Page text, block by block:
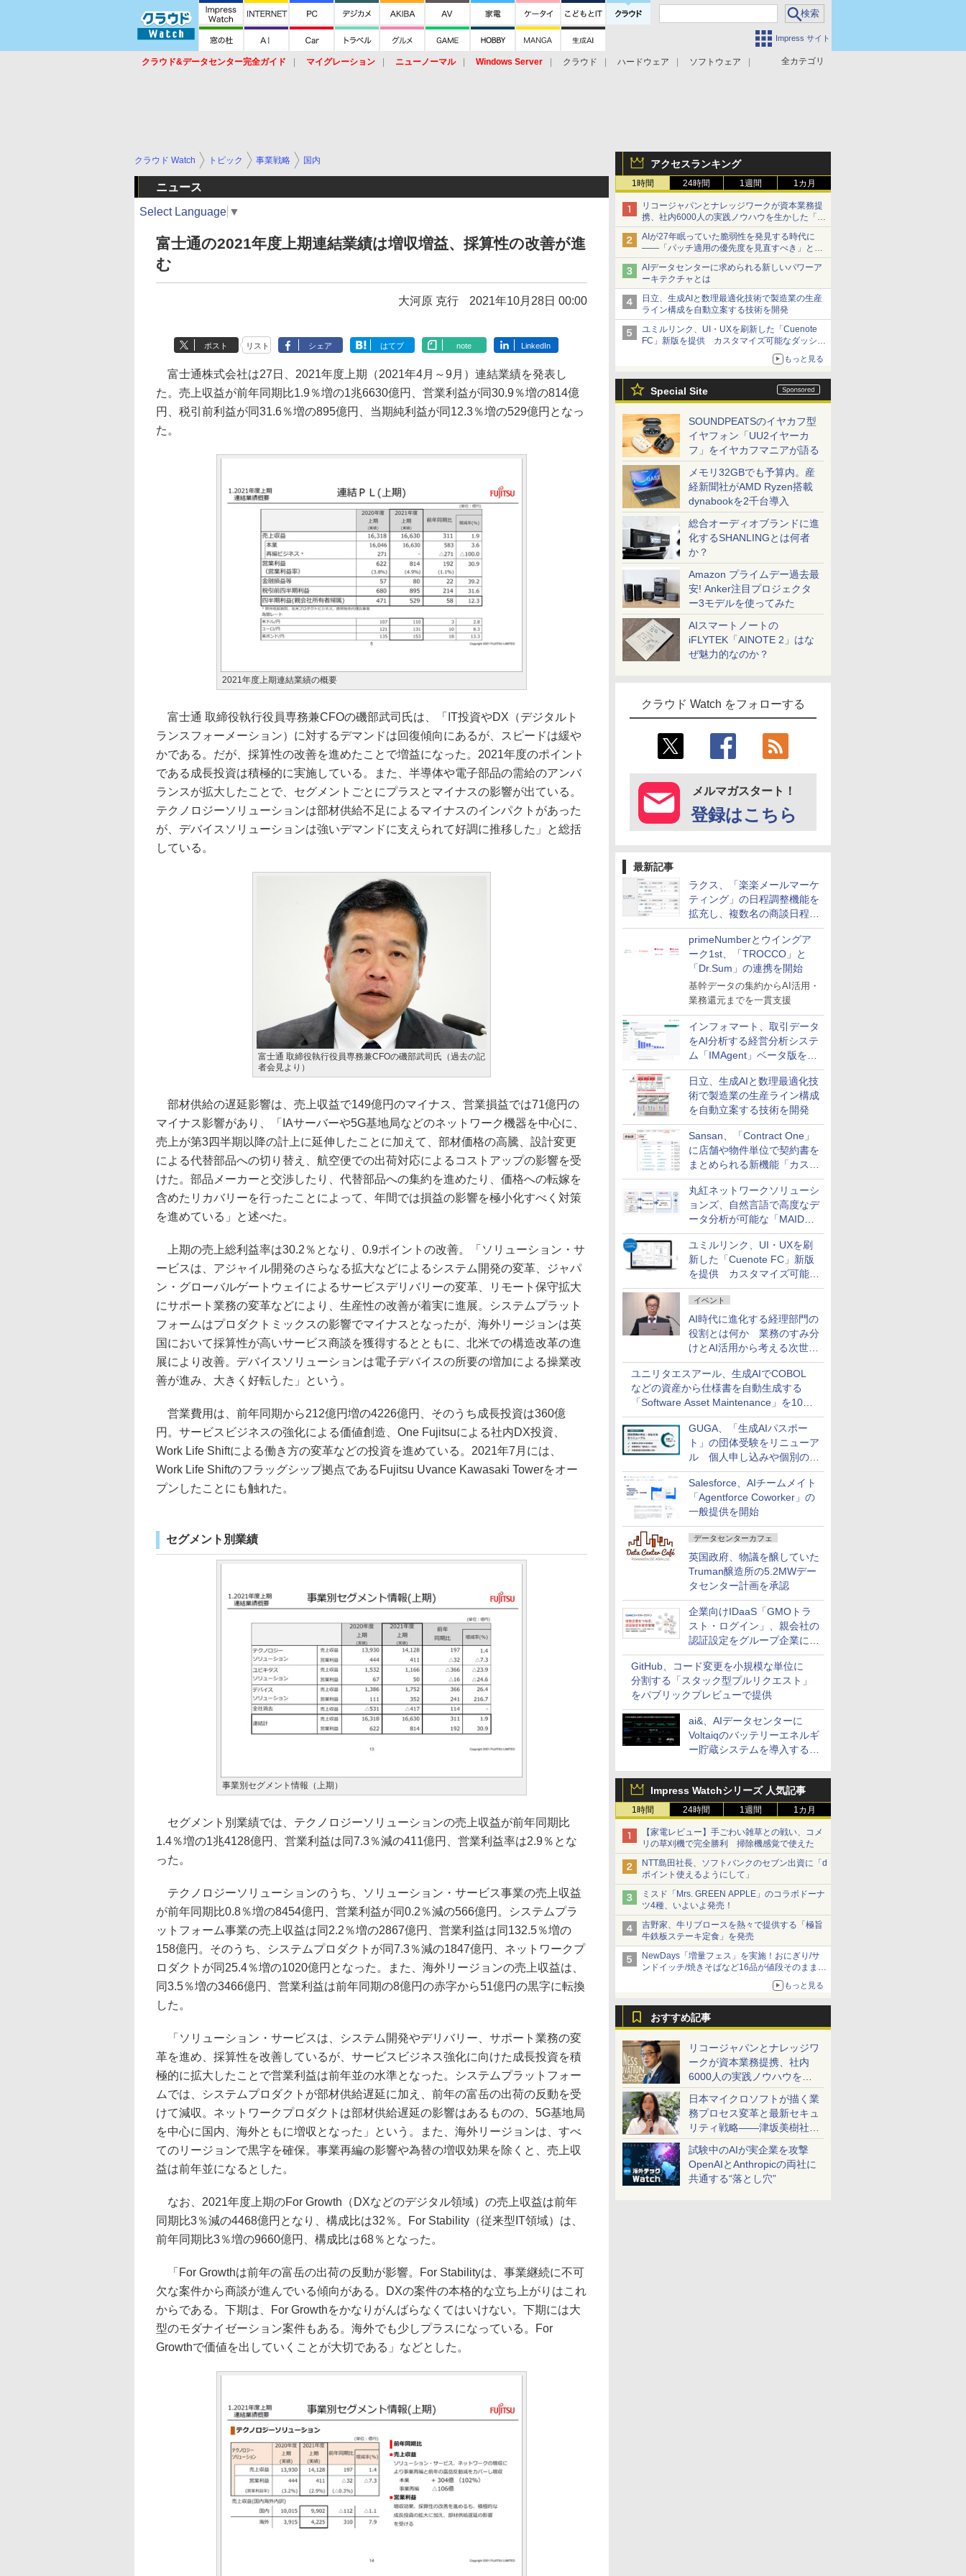
Impress サイト
全カテゴリ
クラウド&データセンター完全ガイド マイグレーション ニューノーマル Windows Server クラウド ハードウェア
ソフトウェア
アクセスランキング
1時間 24時間 1週間 1カ月
リコージャパンとナレッジワークが資本業務提
携、社内6000人の実践ノウハウを生かした「AI
商談記録 for RICOH」を展開へ
AIが27年眠っていた脆弱性を発見する時代に
――「パッチ適用の優先度を見直すべき」とセ
キュリティ専門家
AIデータセンターに求められる新しいパワーア
ーキテクチャとは
日立、生成AIと数理最適化技術で製造業の生産
ライン構成を自動立案する技術を開発
ユミルリンク、UI・UXを刷新した「Cuenote
FC」新版を提供 カスタマイズ可能なダッシュ
もっと見る
Special Site
SOUNDPEATSのイヤカフ型
イヤフォン「UU2イヤーカ
フ」をイヤカフマニアが語る
メモリ32GBでも予算内。産
経新聞社がAMD Ryzen搭載
dynabookを2千台導入
総合オーディオブランドに進
化するSHANLINGとは何者
か？
Amazon プライムデー過去最
安! Anker注目プロジェクタ
ー3モデルを使ってみた
AIスマートノートの
iFLYTEK「AINOTE 2」はな
ぜ魅力的なのか？
クラウド Watch をフォローする
メルマガスタート！
登録はこちら
最新記事
ラクス、「楽楽メールマーケ
ティング」の日程調整機能を
拡充し、複数名の商談日程調
整を効率化
primeNumberとウイングア
ーク1st、「TROCCO」と
「Dr.Sum」の連携を開始
基幹データの集約からAI活用・
業務還元までを一貫支援
インフォマート、取引データ
をAI分析する経営分析システ
ム「IMAgent」ベータ版を提
供
日立、生成AIと数理最適化技
術で製造業の生産ライン構成
を自動立案する技術を開発
Sansan、「Contract One」
に店舗や物件単位で契約書を
まとめられる新機能「カスタ
ム契約ツリー」を追加
丸紅ネットワークソリューシ
ョンズ、自然言語で高度なデ
ータ分析が可能な「MAIDOA
AI ASSIST」を9月より提供
ユミルリンク、UI・UXを刷
新した「Cuenote FC」新版
を提供 カスタマイズ可能な
ダッシュボード画面を搭載
イベント
AI時代に進化する経理部門の
役割とは何か 業務のすみ分
けとAI活用から考える次世代
ファイナンス戦略
ユニリタエスアール、生成AIでCOBOL
などの資産から仕様書を自動生成する
「Software Asset Maintenance」を10月
に発売
GUGA、「生成AIパスポー
ト」の団体受験をリニューア
ル 個人申し込みや個別の支
払いなどに対応
Salesforce、AIチームメイト
「Agentforce Coworker」の
一般提供を開始
データセンターカフェ
英国政府、物議を醸していた
Truman醸造所の5.2MWデー
タセンター計画を承認
企業向けIDaaS「GMOトラ
スト・ログイン」、親会社の
認証設定をグループ企業に展
開できる新機能を提供
GitHub、コード変更を小規模な単位に
分割する「スタック型プルリクエスト」
をパブリックプレビューで提供
ai&、AIデータセンターに
Voltaiqのバッテリーエネルギ
ー貯蔵システムを導入する計
Impress Watchシリーズ 人気記事
1時間 24時間 1週間 1カ月
【家電レビュー】手ごわい雑草との戦い、コメ
リの草刈機で完全勝利 掃除機感覚で使えた
NTT島田社長、ソフトバンクのセブン出資に「d
ポイント使えるようにして」
ミスド「Mrs. GREEN APPLE」のコラボドーナ
ツ4種、いよいよ発売！
吉野家、牛リブロースを熱々で提供する「極旨
牛鉄板ステーキ定食」を発売
NewDays「増量フェス」を実施！おにぎり/サ
ンドイッチ/焼きそばなど16品が値段そのままで
もっと見る
おすすめ記事
リコージャパンとナレッジワ
ークが資本業務提携、社内
6000人の実践ノウハウを生
かした「AI商談記録 for
RICOH」を展開へ
日本マイクロソフトが描く業
務プロセス変革と最新セキュ
リティ戦略――津坂美樹社長
が2027年度戦略を説明
試験中のAIが実企業を攻撃
OpenAIとAnthropicの両社に
共通する“落とし穴”
クラウド Watch トピック 事業戦略 国内
ニュース
Select Language ▼
富士通の2021年度上期連結業績は増収増益、採算性の改善が進
む
大河原 克行 2021年10月28日 00:00
ポスト リスト シェア はてブ note LinkedIn
富士通株式会社は27日、2021年度上期（2021年4月～9月）連結業績を発表し
た。売上収益が前年同期比1.9％増の1兆6630億円、営業利益が同30.9％増の814億
円、税引前利益が同31.6％増の895億円、当期純利益が同12.3％増の529億円となっ
た。
2021年度上期連結業績の概要
富士通 取締役執行役員専務兼CFOの磯部武司氏は、「IT投資やDX（デジタルト
ランスフォーメーション）に対するデマンドは回復傾向にあるが、スピードは緩や
かである。だが、採算性の改善を進めたことで増益になった。2021年度のポイント
である成長投資は積極的に実施している。また、半導体や電子部品の需給のアンバ
ランスが拡大したことで、セグメントごとにプラスとマイナスの影響が出ている。
テクノロジーソリューションは部材供給不足によるマイナスのインパクトがあった
が、デバイスソリューションは強いデマンドに支えられて好調に推移した」と総括
している。
富士通 取締役執行役員専務兼CFOの磯部武司氏（過去の記
者会見より）
部材供給の遅延影響は、売上収益で149億円のマイナス、営業損益では71億円の
マイナス影響があり、「IAサーバーや5G基地局などのネットワーク機器を中心に、
売上が第3四半期以降の計上に延伸したことに加えて、部材価格の高騰、設計変更
による代替部品への切り替え、航空便での出荷対応によるコストアップの影響を受
けた。部品メーカーと交渉したり、代替部品への集約を進めたり、価格への転嫁を
含めたリカバリーを行ったことによって、年間では損益の影響を極小化すべく対策
を進めている」と述べた。
上期の売上総利益率は30.2％となり、0.9ポイントの改善。「ソリューション・サ
ービスは、アジャイル開発のさらなる拡大などによるシステム開発の変革、ジャパ
ン・グローバルゲートウェイによるサービスデリバリーの変革、リモート保守拡大
にサポート業務の変革などにより、生産性の改善が着実に進展。システムプラット
フォームはプロダクトミックスの影響でマイナスとなったが、海外リージョンは英
国において採算性が高いサービス商談を獲得するとともに、北米での構造改革の進
展により改善。デバイスソリューションは電子デバイスの所要の増加による操業改
善が進み、大きく好転した」という。
営業費用は、前年同期から212億円増の4226億円、そのうち成長投資は360億
円。サービスビジネスの強化による価値創造、One Fujitsuによる社内DX投資、
Work Life Shiftによる働き方の変革などの投資を進めている。2021年7月には、
Work Life Shiftのフラッグシップ拠点であるFujitsu Uvance Kawasaki Towerをオー
プンしたことにも触れた。
セグメント別業績
事業別セグメント情報（上期）
セグメント別業績では、テクノロジーソリューションの売上収益が前年同期比
1.4％増の1兆4128億円、営業利益は同7.3％減の411億円、営業利益率は2.9％とな
った。
テクノロジーソリューションのうち、ソリューション・サービス事業の売上収益
が前年同期比0.8％増の8454億円、営業利益が同0.2％減の566億円。システムプラ
ットフォーム事業の売上収益は同2.2％増の2867億円、営業利益は同132.5％増の
158億円。そのうち、システムプロダクトが同7.3％減の1847億円、ネットワークプ
ロダクトが同25.4％増の1020億円となった。また、海外リージョンの売上収益は、
同3.5％増の3466億円、営業利益は前年同期の8億円の赤字から51億円の黒字に転換
した。
「ソリューション・サービスは、システム開発やデリバリー、サポート業務の変
革を進め、採算性を改善しているが、サービスビジネス強化に向けた成長投資を積
極的に拡大したことで営業利益は前年並の水準となった。システムプラットフォー
ムでは、システムプロダクトが部材供給遅延に加え、前年の富岳の出荷の反動を受
けて減収。ネットワークプロダクトは部材供給遅延の影響はあるものの、5G基地局
を中心に国内、海外ともに増収となった」という。また、海外リージョンは、すべ
てのリージョンで黒字を確保。事業再編の影響や為替の増収効果を除くと、売上収
益は前年並になるとした。
なお、2021年度上期のFor Growth（DXなどのデジタル領域）の売上収益は前年
同期比3％減の4468億円となり、構成比は32％。For Stability（従来型IT領域）は、
前年同期比3％増の9660億円、構成比は68％となった。
「For Growthは前年の富岳の出荷の反動が影響。For Stabilityは、事業継続に不可
欠な案件から商談が進んでいる傾向がある。DXの案件の本格的な立ち上がりはこれ
からである。下期は、For Growthをかなりがんばらなくてはいけない。下期には大
型のモダナイゼーション案件もある。海外でも少しプラスになっている。For
Growthで価値を出していくことが大切である」などとした。